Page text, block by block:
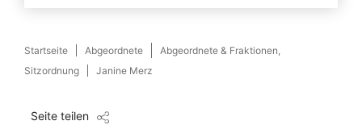
Startseite Abgeordnete
Abgeordnete & Fraktionen,
Sitzordnung
Janine Merz
Seite teilen